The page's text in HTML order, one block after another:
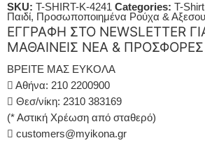
SKU: T-SHIRT-K-4241 Categories: T-Shirt
Παιδί, Προσωποποιημένα Ρούχα &
ΕΓΓΡΑΦΗ ΣΤΟ NEWSLETTER
ΜΑΘΑΙΝΕΙΣ ΝΕΑ & ΠΡΟΣΦΟΡΕΣ
ΒΡΕΙΤΕ ΜΑΣ ΕΥΚΟΛΑ
Αθήνα: 210 2200900
Θεσ/νίκη: 2310 383169
(* Αστική Χρέωση από σταθερό)
customers@myikona.gr